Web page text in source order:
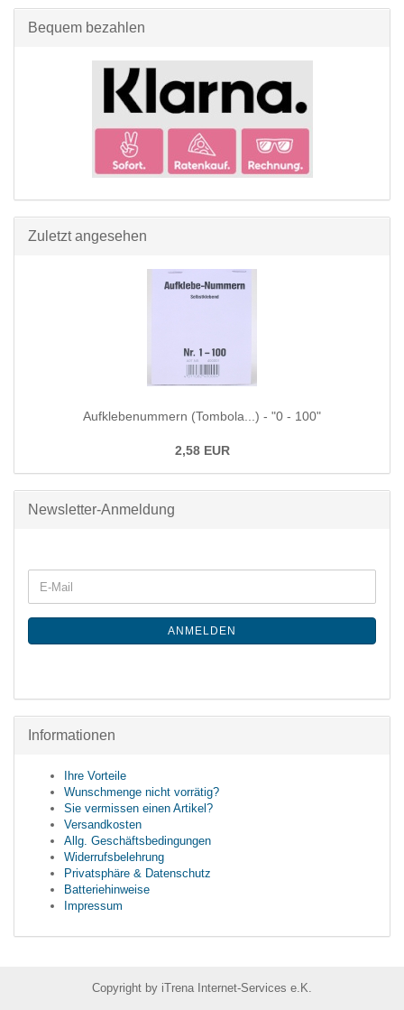
Bequem bezahlen
Zuletzt angesehen
Aufklebenummern (Tombola...) - "0 - 100"
2,58 EUR
Newsletter-Anmeldung
ANMELDEN
Informationen
Ihre Vorteile
Wunschmenge nicht vorrätig?
Sie vermissen einen Artikel?
Versandkosten
Allg. Geschäftsbedingungen
Widerrufsbelehrung
Privatsphäre & Datenschutz
Batteriehinweise
Impressum
Copyright by iTrena Internet-Services e.K.